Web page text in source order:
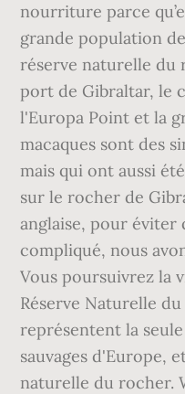
nourriture parce
grande population
réserve naturelle du
port de Gibraltar, le
l'Europa Point et la
macaques sont des
mais qui ont aussi
sur le rocher de
anglaise, pour éviter
compliqué, nous
Vous poursuivrez la
Réserve Naturelle
représentent la
sauvages d'Europe,
naturelle du rocher.